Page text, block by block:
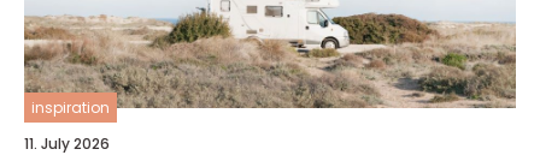
inspiration
11. July 2026